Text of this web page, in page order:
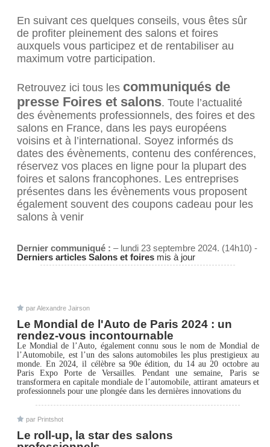
En suivant ces quelques conseils, vous êtes sûr
de profiter pleinement des salons et foires
auxquels vous participez et de rentabiliser au
maximum votre participation.
Retrouvez ici tous les communiqués de
presse Foires et salons. Toute l’actualité
des évènements professionnels, des foires et des
salons en France, dans les pays européens
voisins et à l’international. Soyez informés ds
dates des évènements, contenu des conférences,
réservez vos places en ligne pour la plupart des
foires et salons francophones. Les entreprises
présentes dans les évènements vous proposent
également souvent des coupons cadeau pour les
salons à venir
Dernier communiqué : – lundi 23 septembre 2024. (14h10) -
Derniers articles Salons et foires mis à jour
par Alexandre Jairson
Le Mondial de l'Auto de Paris 2024 : un
rendez-vous incontournable
Le Mondial de l’Auto, également connu sous le nom de Mondial de
l’Automobile, est l’un des salons automobiles les plus prestigieux au
monde. En 2024, il célèbre sa 90e édition, du 14 au 20 octobre au
Paris Expo Porte de Versailles. Pendant une semaine, Paris se
transformera en capitale mondiale de l’automobile, attirant amateurs et
professionnels pour une plongée dans les dernières innovations du
par Printshot
Le roll-up, la star des salons